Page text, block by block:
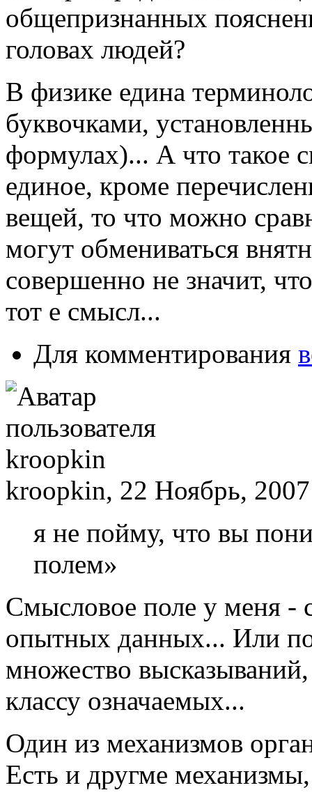
общепризнанных
головах людей?
В физике едина
буквочками,
формулах)... А что такое
единое, кроме
вещей, то что можно
могут обмениваться
совершенно не значит,
тот е смысл...
Для комментирования
kroopkin, 22 Ноябрь,
я не пойму, что вы
полем»
Смысловое поле у меня -
опытных данных... Или
множество
классу означаемых...
Один из механизмов
Есть и другме